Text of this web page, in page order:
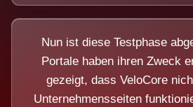
Nun ist diese Testphase
Portale haben ihren Zweck
gezeigt, dass VeloCore
Unternehmensseiten